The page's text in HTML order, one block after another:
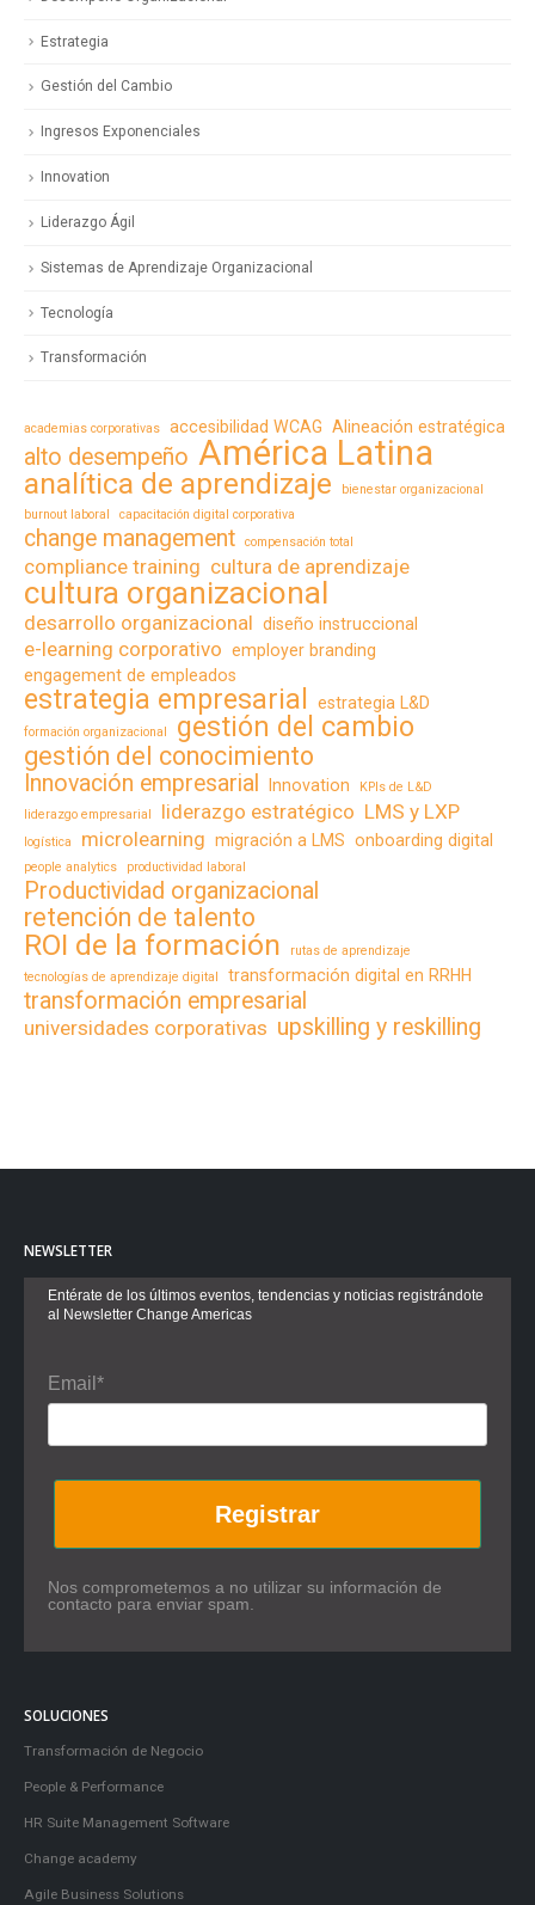
Estrategia
Gestión del Cambio
Ingresos Exponenciales
Innovation
Liderazgo Ágil
Sistemas de Aprendizaje Organizacional
Tecnología
Transformación
academias corporativas accesibilidad WCAG Alineación estratégica
alto desempeño América Latina
analítica de aprendizaje
bienestar organizacional
burnout laboral
capacitación digital corporativa
change management compensación total
compliance training cultura de aprendizaje
cultura organizacional
desarrollo organizacional diseño instruccional
e-learning corporativo employer branding
engagement de empleados
estrategia empresarial estrategia L&D
formación organizacional gestión del cambio
gestión del conocimiento
Innovación empresarial Innovation
KPIs de L&D
liderazgo empresarial
liderazgo estratégico LMS y LXP
logística microlearning migración a LMS onboarding digital
people analytics productividad laboral
Productividad organizacional
retención de talento
ROI de la formación
rutas de aprendizaje
tecnologías de aprendizaje digital
transformación digital en RRHH
transformación empresarial
universidades corporativas upskilling y reskilling
NEWSLETTER
Entérate de los últimos eventos, tendencias y noticias registrándote
al Newsletter Change Americas
Email*
Registrar
Nos comprometemos a no utilizar su información de
contacto para enviar spam.
SOLUCIONES
Transformación de Negocio
People & Performance
HR Suite Management Software
Change academy
Agile Business Solutions